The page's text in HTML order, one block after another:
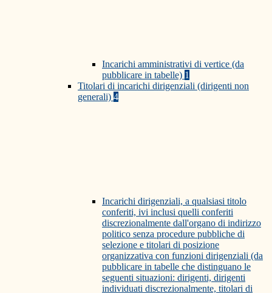
Incarichi amministrativi di vertice (da
pubblicare in tabelle) 1
Titolari di incarichi dirigenziali (dirigenti non
generali) 4
Incarichi dirigenziali, a qualsiasi titolo
conferiti, ivi inclusi quelli conferiti
discrezionalmente dall'organo di indirizzo
politico senza procedure pubbliche di
selezione e titolari di posizione
organizzativa con funzioni dirigenziali (da
pubblicare in tabelle che distinguano le
seguenti situazioni: dirigenti, dirigenti
individuati discrezionalmente, titolari di